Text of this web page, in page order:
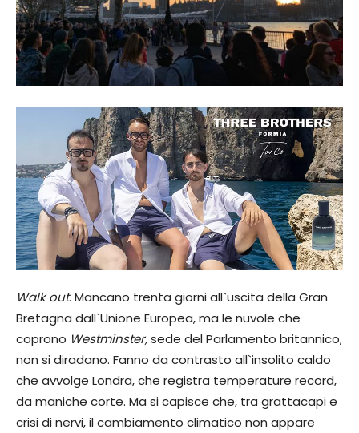
Walk out. Mancano trenta giorni all`uscita della Gran
Bretagna dall`Unione Europea, ma le nuvole che
coprono Westminster,sede del Parlamento britannico,
non si diradano. Fanno da contrasto all`insolito caldo
che avvolge Londra, che registra temperature record,
da maniche corte. Ma si capisce che, tra grattacapi e
crisi di nervi, il cambiamento climatico non appare